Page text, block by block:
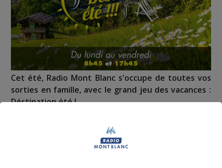
Cet été, Radio Mont Blanc s'occupe de toutes vos
sorties en famille, avec le grand jeu des vacances :
Déstination été !
Deux rendez-vous par jour, à 8h45 et 17h45 sur